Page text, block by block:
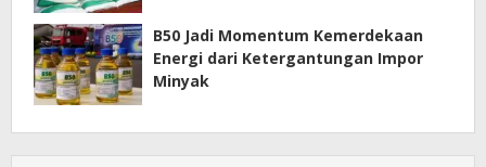
B50 Jadi Momentum Kemerdekaan
Energi dari Ketergantungan Impor
Minyak